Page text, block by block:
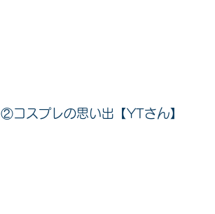
	②コスプレの思い出【YTさん】